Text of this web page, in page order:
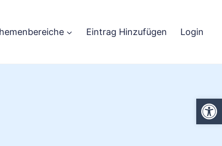
Eintrag Hinzufügen Login